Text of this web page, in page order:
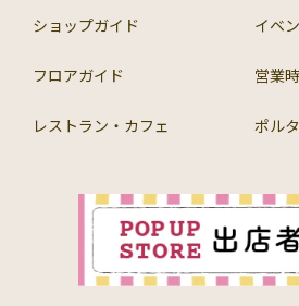
ショップガイド イベ
フロアガイド 営業
レストラン・カフェ ポル